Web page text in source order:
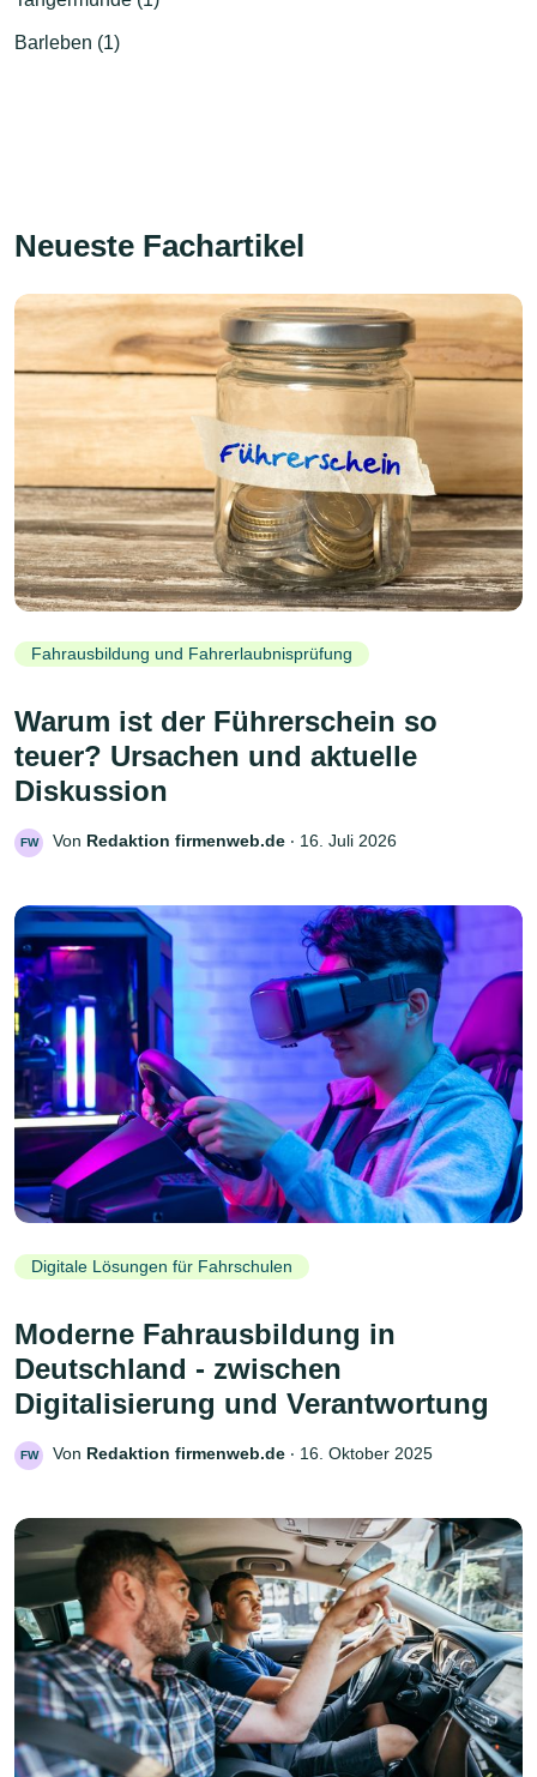
Barleben (1)
Neueste Fachartikel
Fahrausbildung und Fahrerlaubnisprüfung
Warum ist der Führerschein so
teuer? Ursachen und aktuelle
Diskussion
FW Von Redaktion firmenweb.de ‧ 16. Juli 2026
Digitale Lösungen für Fahrschulen
Moderne Fahrausbildung in
Deutschland - zwischen
Digitalisierung und Verantwortung
FW Von Redaktion firmenweb.de ‧ 16. Oktober 2025